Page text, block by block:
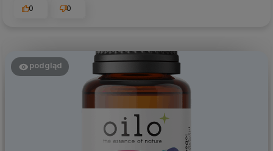
0
0
podgląd